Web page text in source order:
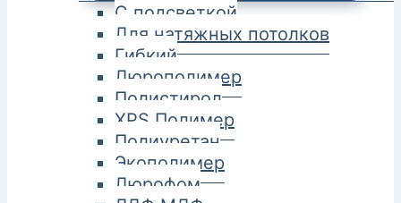
С подсветкой
Для натяжных потолков
Гибкий
Дюрополимер
Полистирол
XPS Полимер
Полиуретан
Экополимер
Дюрофом